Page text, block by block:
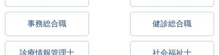
事務総合職 健診総合職
診療情報管理士 社会福祉士